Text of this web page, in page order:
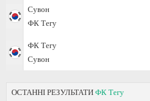
Сувон
ФК Тегу
ФК Тегу
Сувон
ОСТАННІ РЕЗУЛЬТАТИ ФК Тегу